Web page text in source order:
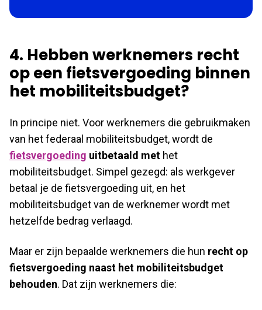
4. Hebben werknemers recht
op een fietsvergoeding binnen
het mobiliteitsbudget?
In principe niet. Voor werknemers die gebruikmaken
van het federaal mobiliteitsbudget, wordt de
fietsvergoeding uitbetaald met het
mobiliteitsbudget. Simpel gezegd: als werkgever
betaal je de fietsvergoeding uit, en het
mobiliteitsbudget van de werknemer wordt met
hetzelfde bedrag verlaagd.
Maar er zijn bepaalde werknemers die hun recht op
fietsvergoeding naast het mobiliteitsbudget
behouden. Dat zijn werknemers die: